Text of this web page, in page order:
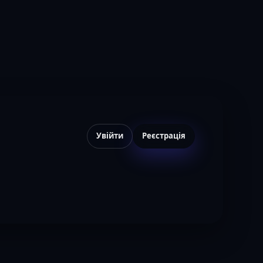
Увійти Реєстрація